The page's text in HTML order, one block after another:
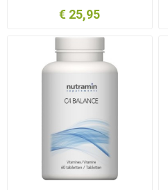
€ 25,95